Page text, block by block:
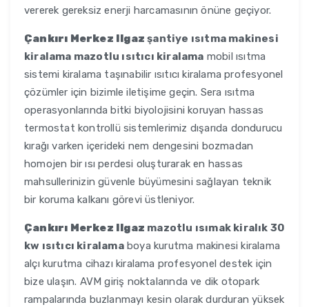
vererek gereksiz enerji harcamasının önüne geçiyor.
Çankırı Merkez Ilgaz şantiye ısıtma makinesi
kiralama mazotlu ısıtıcı kiralama mobil ısıtma
sistemi kiralama taşınabilir ısıtıcı kiralama profesyonel
çözümler için bizimle iletişime geçin. Sera ısıtma
operasyonlarında bitki biyolojisini koruyan hassas
termostat kontrollü sistemlerimiz dışarıda dondurucu
kırağı varken içerideki nem dengesini bozmadan
homojen bir ısı perdesi oluşturarak en hassas
mahsullerinizin güvenle büyümesini sağlayan teknik
bir koruma kalkanı görevi üstleniyor.
Çankırı Merkez Ilgaz mazotlu ısımak kiralık 30
kw ısıtıcı kiralamaboya kurutma makinesi kiralama
alçı kurutma cihazı kiralama profesyonel destek için
bize ulaşın. AVM giriş noktalarında ve dik otopark
rampalarında buzlanmayı kesin olarak durduran yüksek